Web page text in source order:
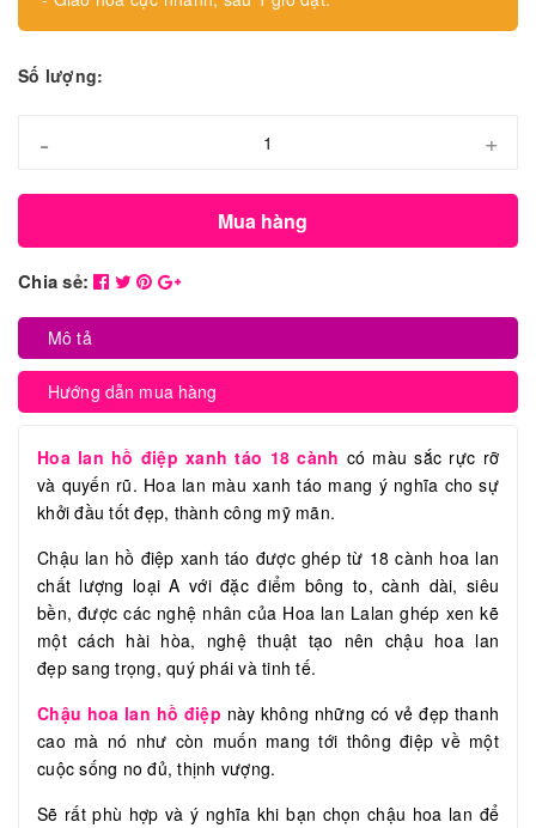
Số lượng:
- +
Mua hàng
Chia sẻ:
Mô tả
Hướng dẫn mua hàng
Hoa lan hồ điệp xanh táo 18 cành có màu sắc rực rỡ
và quyến rũ. Hoa lan màu xanh táo mang ý nghĩa cho sự
khởi đầu tốt đẹp, thành công mỹ mãn.
Chậu lan hồ điệp xanh táo được ghép từ 18 cành hoa lan
chất lượng loại A với đặc điểm bông to, cành dài, siêu
bền, được các nghệ nhân của Hoa lan Lalan ghép xen kẽ
một cách hài hòa, nghệ thuật tạo nên chậu hoa lan
đẹp sang trọng, quý phái và tinh tế.
Chậu hoa lan hồ điệp này không những có vẻ đẹp thanh
cao mà nó như còn muốn mang tới thông điệp về một
cuộc sống no đủ, thịnh vượng.
Sẽ rất phù hợp và ý nghĩa khi bạn chọn chậu hoa lan để